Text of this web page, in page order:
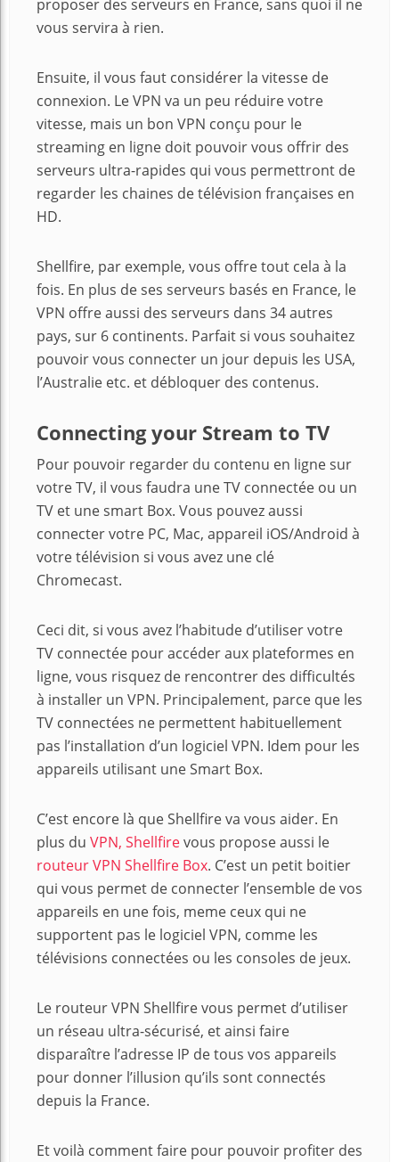
proposer des serveurs en France, sans quoi il ne
vous servira à rien.
Ensuite, il vous faut considérer la vitesse de
connexion. Le VPN va un peu réduire votre
vitesse, mais un bon VPN conçu pour le
streaming en ligne doit pouvoir vous offrir des
serveurs ultra-rapides qui vous permettront de
regarder les chaines de télévision françaises en
HD.
Shellfire, par exemple, vous offre tout cela à la
fois. En plus de ses serveurs basés en France, le
VPN offre aussi des serveurs dans 34 autres
pays, sur 6 continents. Parfait si vous souhaitez
pouvoir vous connecter un jour depuis les USA,
l’Australie etc. et débloquer des contenus.
Connecting your Stream to TV
Pour pouvoir regarder du contenu en ligne sur
votre TV, il vous faudra une TV connectée ou un
TV et une smart Box. Vous pouvez aussi
connecter votre PC, Mac, appareil iOS/Android à
votre télévision si vous avez une clé
Chromecast.
Ceci dit, si vous avez l’habitude d’utiliser votre
TV connectée pour accéder aux plateformes en
ligne, vous risquez de rencontrer des difficultés
à installer un VPN. Principalement, parce que les
TV connectées ne permettent habituellement
pas l’installation d’un logiciel VPN. Idem pour les
appareils utilisant une Smart Box.
C’est encore là que Shellfire va vous aider. En
plus du VPN, Shellfirevous propose aussi le
routeur VPN Shellfire Box. C’est un petit boitier
qui vous permet de connecter l’ensemble de vos
appareils en une fois, meme ceux qui ne
supportent pas le logiciel VPN, comme les
télévisions connectées ou les consoles de jeux.
Le routeur VPN Shellfire vous permet d’utiliser
un réseau ultra-sécurisé, et ainsi faire
disparaître l’adresse IP de tous vos appareils
pour donner l’illusion qu’ils sont connectés
depuis la France.
Et voilà comment faire pour pouvoir profiter des